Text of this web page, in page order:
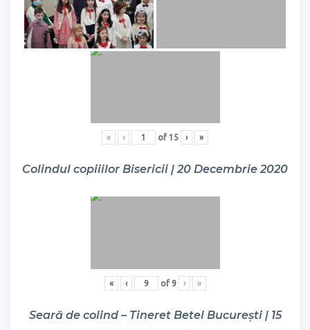
« ‹ of 15 › »
Colindul copiiilor Bisericii | 20 Decembrie 2020
« ‹ of 9 › »
Seară de colind – Tineret Betel București | 15